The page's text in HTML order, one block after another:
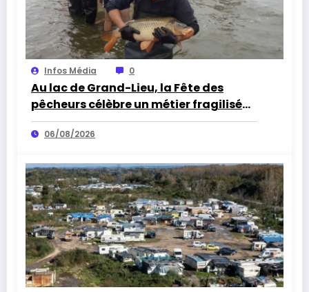
Infos Média 0
Au lac de Grand-Lieu, la Fête des
pêcheurs célèbre un métier fragilisé
par les cormorans et la sécheresse
06/08/2026